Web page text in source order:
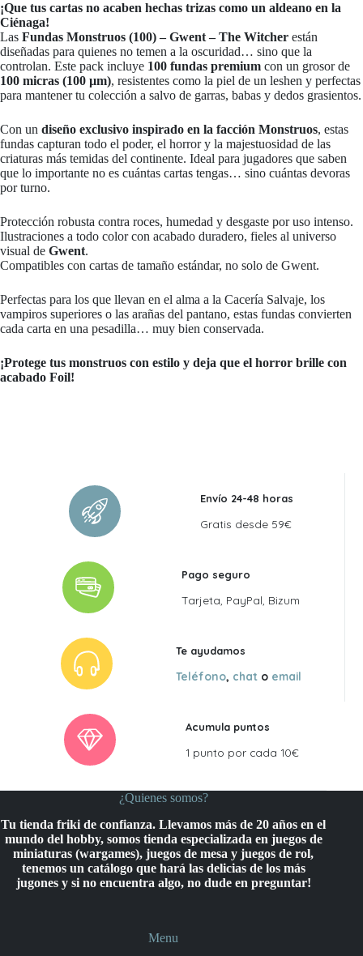
¡Que tus cartas no acaben hechas trizas como un aldeano en la
Ciénaga!
Las Fundas Monstruos (100) – Gwent – The Witcher están
diseñadas para quienes no temen a la oscuridad… sino que la
controlan. Este pack incluye 100 fundas premium con un grosor de
100 micras (100 µm), resistentes como la piel de un leshen y perfectas
para mantener tu colección a salvo de garras, babas y dedos grasientos.
Con un diseño exclusivo inspirado en la facción Monstruos, estas
fundas capturan todo el poder, el horror y la majestuosidad de las
criaturas más temidas del continente. Ideal para jugadores que saben
que lo importante no es cuántas cartas tengas… sino cuántas devoras
por turno.
Protección robusta contra roces, humedad y desgaste por uso intenso.
Ilustraciones a todo color con acabado duradero, fieles al universo
visual de Gwent.
Compatibles con cartas de tamaño estándar, no solo de Gwent.
Perfectas para los que llevan en el alma a la Cacería Salvaje, los
vampiros superiores o las arañas del pantano, estas fundas convierten
cada carta en una pesadilla… muy bien conservada.
¡Protege tus monstruos con estilo y deja que el horror brille con
acabado Foil!
Envío 24-48 horas
Gratis desde 59€
Pago seguro
Tarjeta, PayPal, Bizum
Te ayudamos
Teléfono, chat o email
Acumula puntos
1 punto por cada 10€
¿Quienes somos?
Tu tienda friki de confianza. Llevamos más de 20 años en el
mundo del hobby, somos tienda especializada en juegos de
miniaturas (wargames), juegos de mesa y juegos de rol,
tenemos un catálogo que hará las delicias de los más
jugones y si no encuentra algo, no dude en preguntar!
Menu